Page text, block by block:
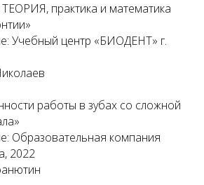
ТЕОРИЯ, практика и математика
Учебный центр «БИОДЕНТ» г.
работы в зубах со сложной
Образовательная компания
2022